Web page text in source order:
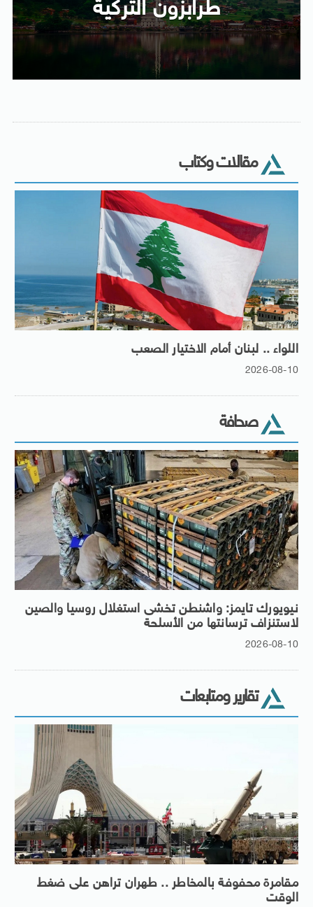
طرابزون التركية
مقالات وكتاب
اللواء .. لبنان أمام الاختيار الصعب
2026-08-10
صحافة
نيويورك تايمز: واشنطن تخشى استغلال روسيا والصين
لاستنزاف ترسانتها من الأسلحة
2026-08-10
تقارير ومتابعات
مقامرة محفوفة بالمخاطر .. طهران تراهن على ضغط
الوقت